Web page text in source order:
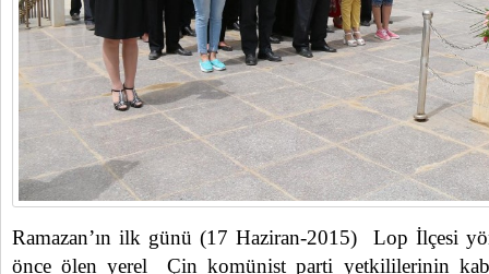
Ramazan’ın ilk günü (17 Haziran-2015) Lop İlçesi
önce ölen yerel Çin komünist parti yetkililerinin